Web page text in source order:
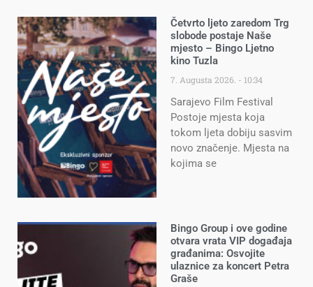
Četvrto ljeto zaredom Trg
slobode postaje Naše
mjesto – Bingo Ljetno
kino Tuzla
7. Augusta 2026. 10:34
Sarajevo Film Festival
Postoje mjesta koja
tokom ljeta dobiju sasvim
novo značenje. Mjesta na
kojima se
Bingo Group i ove godine
otvara vrata VIP događaja
građanima: Osvojite
ulaznice za koncert Petra
Graše